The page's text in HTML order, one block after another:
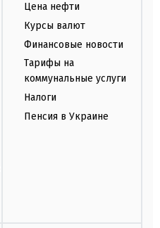
Цена нефти
Курсы валют
Финансовые новости
Тарифы на
коммунальные услуги
Налоги
Пенсия в Украине